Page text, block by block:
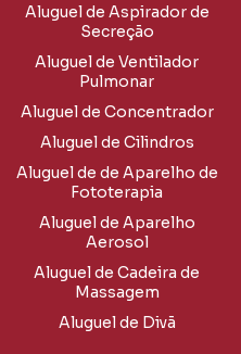
Aluguel de Aspirador de
Secreção
Aluguel de Ventilador
Pulmonar
Aluguel de Concentrador
Aluguel de Cilindros
Aluguel de de Aparelho de
Fototerapia
Aluguel de Aparelho
Aerosol
Aluguel de Cadeira de
Massagem
Aluguel de Divã